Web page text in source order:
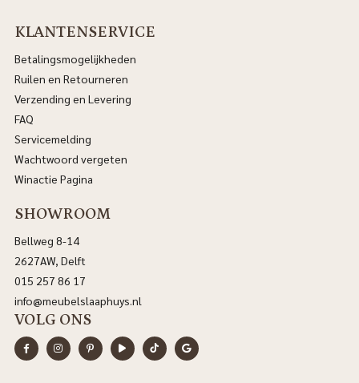
KLANTENSERVICE
Betalingsmogelijkheden
Ruilen en Retourneren
Verzending en Levering
FAQ
Servicemelding
Wachtwoord vergeten
Winactie Pagina
SHOWROOM
Bellweg 8-14
2627AW, Delft
015 257 86 17
info@meubelslaaphuys.nl
VOLG ONS